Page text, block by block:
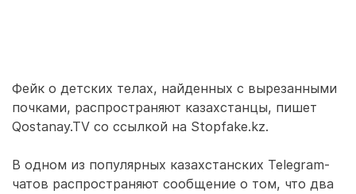
Фейк о детских телах, найденных с вырезанными
почками, распространяют казахстанцы, пишет
Qostanay.TV со ссылкой на Stopfake.kz.
В одном из популярных казахстанских Telegram-
чатов распространяют сообщение о том, что два